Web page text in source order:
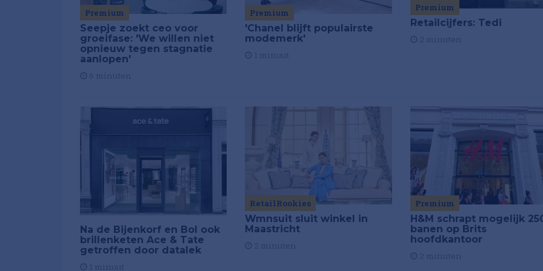
Premium
Seepje zoekt ceo voor
groeifase: 'We willen niet
opnieuw tegen stagnatie
aanlopen'
Premium
'Chanel blijft populairste
modemerk'
Premium
Retailcijfers: Tedi
Na de Bijenkorf en Bol ook
brillenketen Ace & Tate
getroffen door datalek
RetailRookies
Wmnsuit sluit winkel in
Maastricht
Premium
H&M schrapt mogelijk
banen op Brits
hoofdkantoor